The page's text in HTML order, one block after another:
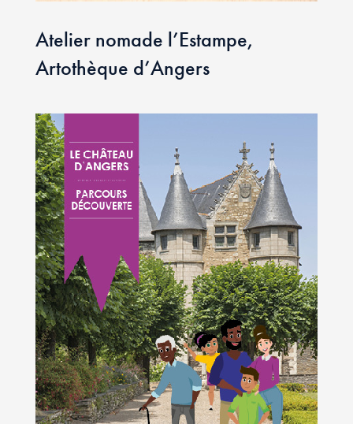
Atelier nomade l’Estampe,
Artothèque d’Angers